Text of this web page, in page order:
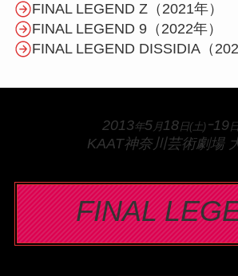
FINAL LEGEND Z（2021年）
FINAL LEGEND 9（2022年）
FINAL LEGEND DISSIDIA（
2013年5 月18日(土)ｰ19
KAAT神奈川芸術劇場
FINAL